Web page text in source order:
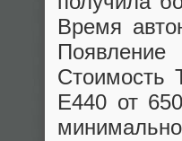
Время
Стоимость
E440 от